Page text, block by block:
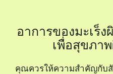
อาการของมะเร็
เพื่อสุขภา
คุณควรให้ความสำคัญกับ